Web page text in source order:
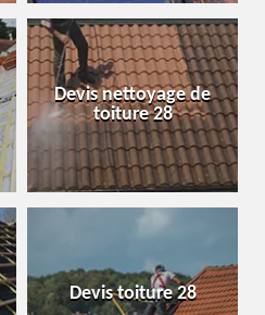
Devis nettoyage de
toiture 28
Devis toiture 28